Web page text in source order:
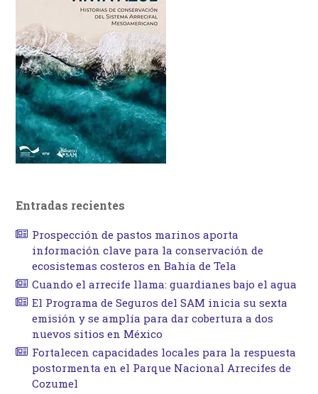
Entradas recientes
Prospección de pastos marinos aporta
información clave para la conservación de
ecosistemas costeros en Bahía de Tela
Cuando el arrecife llama: guardianes bajo el agua
El Programa de Seguros del SAM inicia su sexta
emisión y se amplía para dar cobertura a dos
nuevos sitios en México
Fortalecen capacidades locales para la respuesta
postormenta en el Parque Nacional Arrecifes de
Cozumel